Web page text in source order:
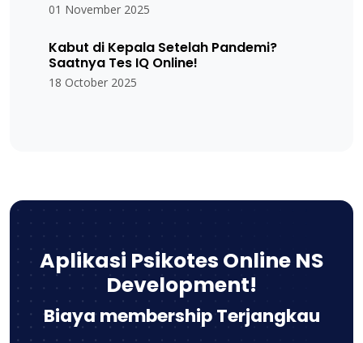
01 November 2025
Kabut di Kepala Setelah Pandemi?
Saatnya Tes IQ Online!
18 October 2025
Aplikasi Psikotes Online NS
Development!
Biaya membership Terjangkau